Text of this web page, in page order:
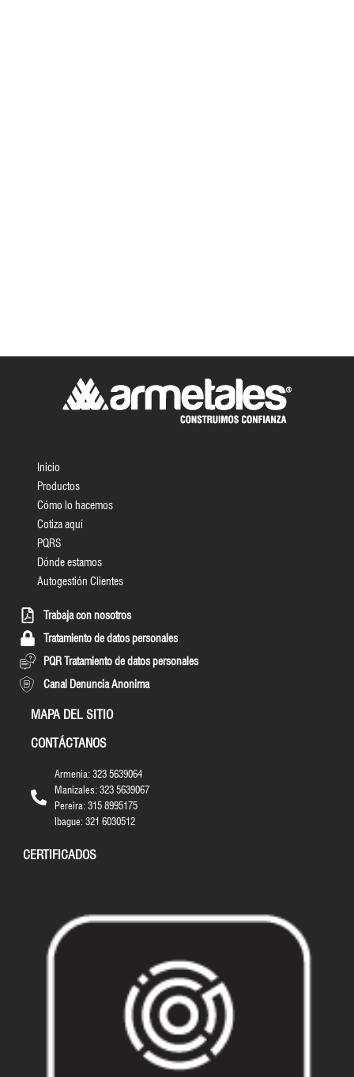
Inicio
Productos
Cómo lo hacemos
Cotiza aquí
PQRS
Dónde estamos
Autogestión Clientes
Trabaja con nosotros
Tratamiento de datos personales
PQR Tratamiento de datos personales
Canal Denuncia Anonima
MAPA DEL SITIO
CONTÁCTANOS
Armenia: 323 5639064
Manizales: 323 5639067
Pereira: 315 8995175
Ibague: 321 6030512
CERTIFICADOS